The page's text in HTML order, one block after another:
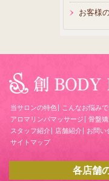
お客様
当サロンの特色 こんなお悩み
アロマリンパマッサージ
骨盤矯
スタッフ紹介
店舗紹介 お問い
サイトマップ
各店舗